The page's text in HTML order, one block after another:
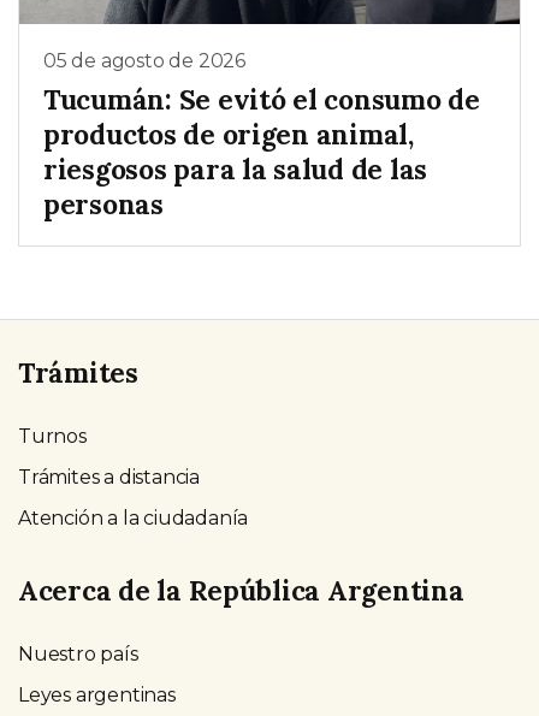
05 de agosto de 2026
Tucumán: Se evitó el consumo de
productos de origen animal,
riesgosos para la salud de las
personas
Trámites
Turnos
Trámites a distancia
Atención a la ciudadanía
Acerca de la República Argentina
Nuestro país
Leyes argentinas